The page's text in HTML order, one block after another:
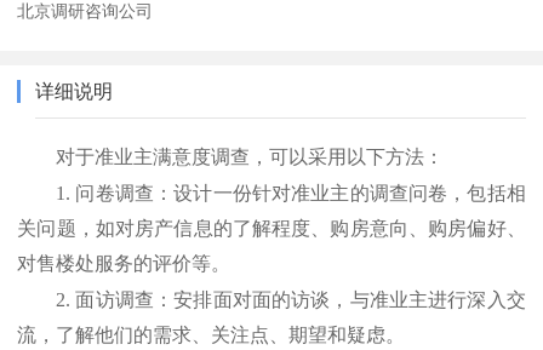
北京调研咨询公司
详细说明
对于准业主满意度调查，可以采用以下方法：
1. 问卷调查：设计一份针对准业主的调查问卷，包括相
关问题，如对房产信息的了解程度、购房意向、购房偏好、
对售楼处服务的评价等。
2.面访调查：安排面对面的访谈，与准业主进行深入交
流，了解他们的需求、关注点、期望和疑虑。